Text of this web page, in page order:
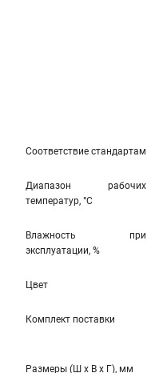
Соответствие стандартам
Диапазон рабочих
температур, °С
Влажность при
эксплуатации, %
Цвет
Комплект поставки
Размеры (Ш x В x Г), мм